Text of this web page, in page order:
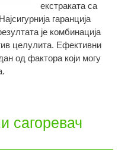
екстраката са
гаранција
је комбинација
целулита. Ефективни
од фактора који могу
сагоревач